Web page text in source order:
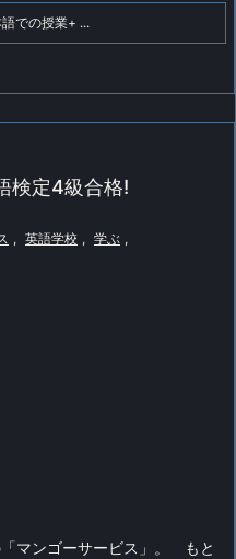
語での授業+ ...
検定4級合格!
, 英語学校 , 学ぶ ,
マンゴーサービス」。
もと